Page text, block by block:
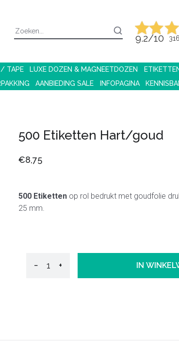
9.2/10
/ TAPE LUXE DOZEN & MAGNEETDOZEN
AANBIEDING SALE INFOPAGINA
500 Etiketten Hart/goud
€8,75
500 Etiketten op rol bedrukt met goudfolie
25 mm.
− + IN